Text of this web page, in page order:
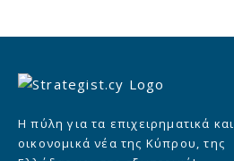
Η πύλη για τα επιχειρηματικά και
οικονομικά νέα της Κύπρου, της